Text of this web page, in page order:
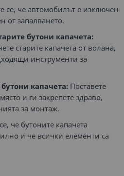
се, че автомобилът е изключен
от запалването.
бутони капачета:
старите капачета от волана,
инструменти за
капачета: Поставете
и ги закрепете здраво,
за монтаж.
че бутоните капачета
и че всички елементи са